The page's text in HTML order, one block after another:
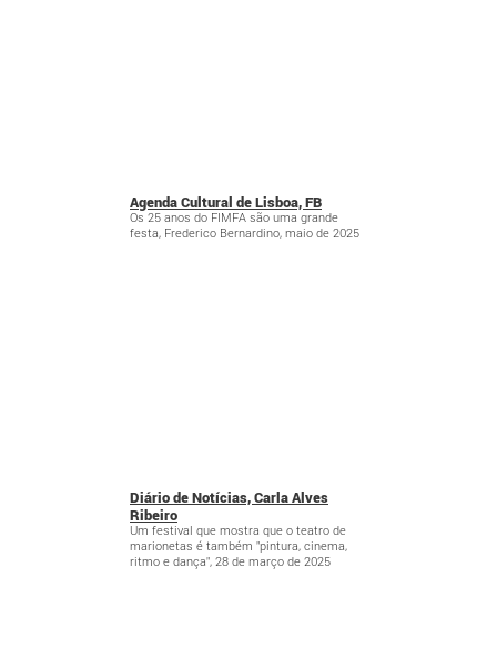
Agenda Cultural de Lisboa, FB
Os 25 anos do FIMFA são uma grande
festa, Frederico Bernardino, maio de 2025
Diário de Notícias, Carla Alves
Ribeiro
Um festival que mostra que o teatro de
marionetas é também "pintura, cinema,
ritmo e dança", 28 de março de 2025